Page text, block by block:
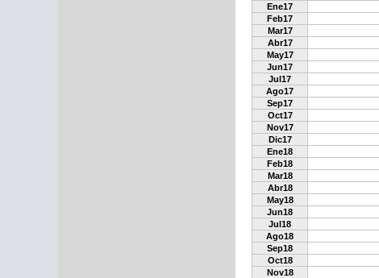
Ene17
Feb17
Mar17
Abr17
May17
Jun17
Jul17
Ago17
Sep17
Oct17
Nov17
Dic17
Ene18
Feb18
Mar18
Abr18
May18
Jun18
Jul18
Ago18
Sep18
Oct18
Nov18